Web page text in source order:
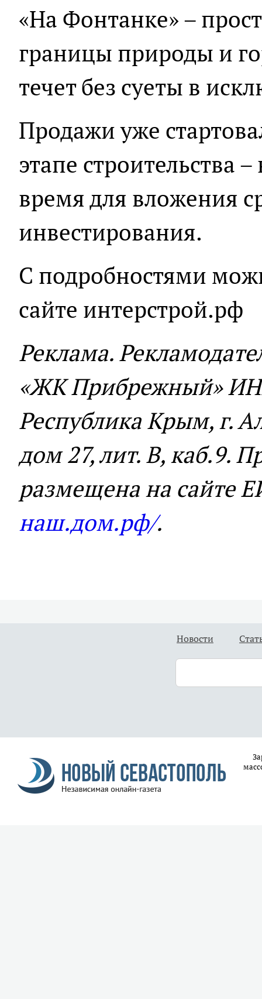
«На Фонтанке» –
границы природы и
течет без суеты в
Продажи уже
этапе строительства
время для вложения
инвестирования.
С подробностями
сайте интерстрой.рф
Реклама.
«ЖК Прибрежный»
Республика Крым, г.
дом 27, лит. В, каб.9.
размещена на сайте
наш.дом.рф/.
Новости